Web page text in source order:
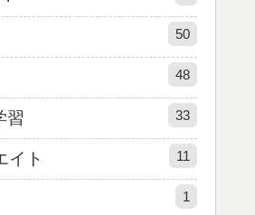
50
48
習 33
イト 11
1